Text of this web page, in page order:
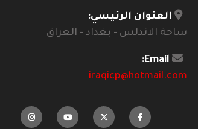
العنوان الرئيسي:
ساحة الاندلس - بغداد - العراق
Email:
iraqicp@hotmail.com